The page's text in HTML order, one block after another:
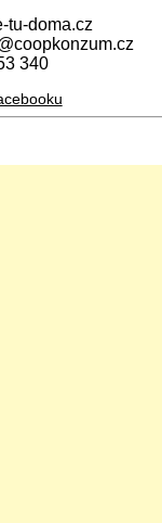
tu-doma.cz
340